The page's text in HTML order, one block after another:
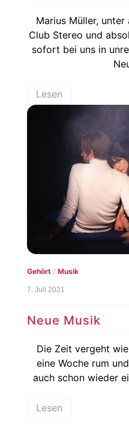
Marius Müller,
Club Stereo und
sofort bei uns in
Lesen
Gehört/ Musik
7. Juli 2021
Neue Musik
Die Zeit vergeht
eine Woche rum
auch schon wieder
Lesen